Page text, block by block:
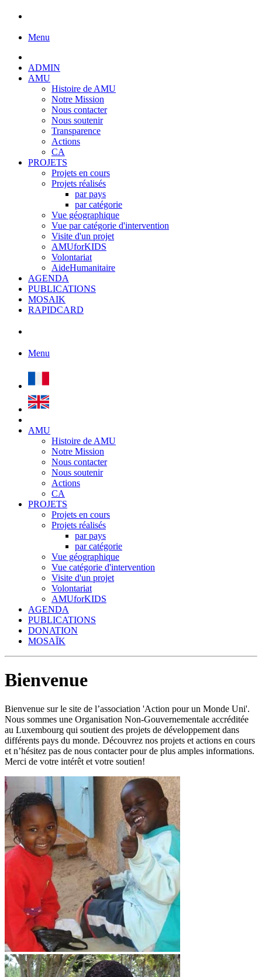
Menu
ADMIN
AMU
Histoire de AMU
Notre Mission
Nous contacter
Nous soutenir
Transparence
Actions
CA
PROJETS
Projets en cours
Projets réalisés
par pays
par catégorie
Vue géographique
Vue par catégorie d'intervention
Visite d'un projet
AMUforKIDS
Volontariat
AideHumanitaire
AGENDA
PUBLICATIONS
MOSAIK
RAPIDCARD
Menu
AMU
Histoire de AMU
Notre Mission
Nous contacter
Nous soutenir
Actions
CA
PROJETS
Projets en cours
Projets réalisés
par pays
par catégorie
Vue géographique
Vue catégorie d'intervention
Visite d'un projet
Volontariat
AMUforKIDS
AGENDA
PUBLICATIONS
DONATION
MOSAÏK
Bienvenue
Bienvenue sur le site de l’association 'Action pour un Monde Uni'.
Nous sommes une Organisation Non-Gouvernementale accréditée
au Luxembourg qui soutient des projets de développement dans
différents pays du monde. Découvrez nos projets et actions en cours
et n’hésitez pas de nous contacter pour de plus amples informations.
Merci de votre intérêt et votre soutien!